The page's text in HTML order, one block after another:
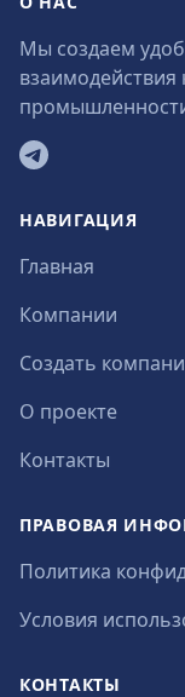
Мы создаем
Telegram
НАВИГАЦИЯ
Главная
Компании
Создать
О проекте
Контакты
ПРАВОВАЯ
Политика
Условия
КОНТАКТЫ